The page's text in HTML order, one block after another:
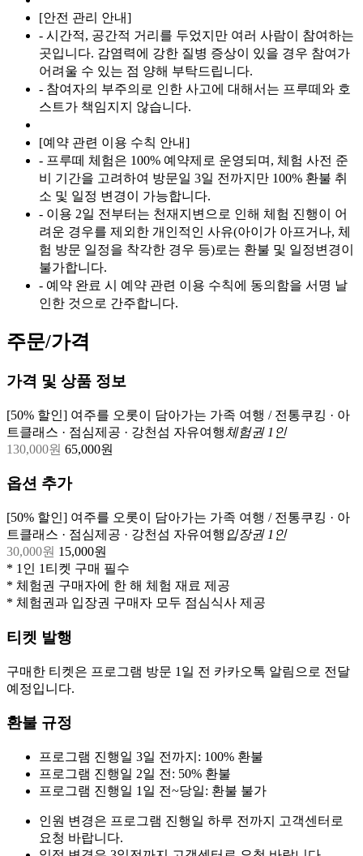
[안전 관리 안내]
- 시간적, 공간적 거리를 두었지만 여러 사람이 참여하는
곳입니다. 감염력에 강한 질병 증상이 있을 경우 참여가
어려울 수 있는 점 양해 부탁드립니다.
- 참여자의 부주의로 인한 사고에 대해서는 프루떼와 호
스트가 책임지지 않습니다.
[예약 관련 이용 수칙 안내]
- 프루떼 체험은 100% 예약제로 운영되며, 체험 사전 준
비 기간을 고려하여 방문일 3일 전까지만 100% 환불 취
소 및 일정 변경이 가능합니다.
- 이용 2일 전부터는 천재지변으로 인해 체험 진행이 어
려운 경우를 제외한 개인적인 사유(아이가 아프거나, 체
험 방문 일정을 착각한 경우 등)로는 환불 및 일정변경이
불가합니다.
- 예약 완료 시 예약 관련 이용 수칙에 동의함을 서명 날
인한 것으로 간주합니다.
주문/가격
가격 및 상품 정보
[50% 할인] 여주를 오롯이 담아가는 가족 여행 / 전통쿠킹 · 아
트클래스 · 점심제공 · 강천섬 자유여행체험권 1인
130,000원 65,000원
옵션 추가
[50% 할인] 여주를 오롯이 담아가는 가족 여행 / 전통쿠킹 · 아
트클래스 · 점심제공 · 강천섬 자유여행 입장권 1인
30,000원 15,000원
* 1인 1티켓 구매 필수
* 체험권 구매자에 한 해 체험 재료 제공
* 체험권과 입장권 구매자 모두 점심식사 제공
티켓 발행
구매한 티켓은 프로그램 방문 1일 전 카카오톡 알림으로 전달
예정입니다.
환불 규정
프로그램 진행일 3일 전까지: 100% 환불
프로그램 진행일 2일 전: 50% 환불
프로그램 진행일 1일 전~당일: 환불 불가
인원 변경은 프로그램 진행일 하루 전까지 고객센터로
요청 바랍니다.